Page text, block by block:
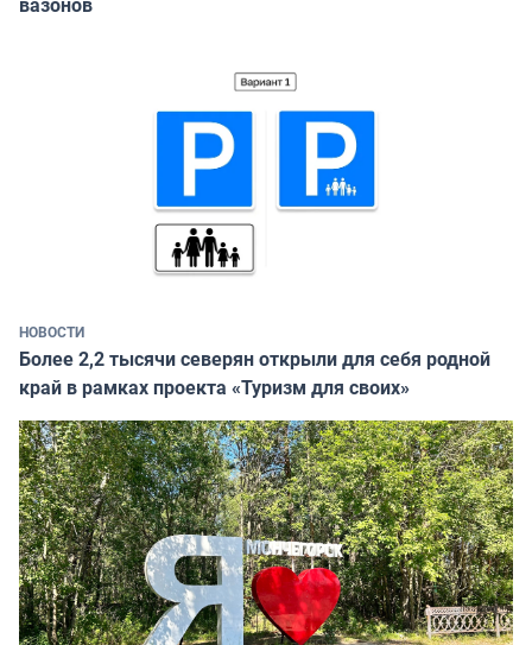
НОВОСТИ
Более 2,2 тысячи северян открыли для себя родной
край в рамках проекта «Туризм для своих»